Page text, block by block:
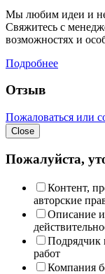
Мы любим идеи и
Свяжитесь с
возможностях и
Подробнее
Отзыв
Пожаловаться или
Close
Пожалуйста,
Контент,
авторские
Описание
Подрядчик
работ
Компания